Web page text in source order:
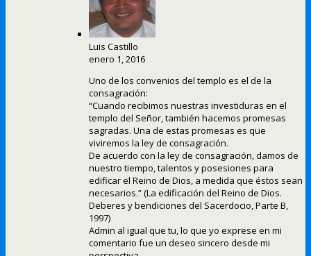
Luis Castillo
enero 1, 2016
Uno de los convenios del templo es el de la
consagración:
“Cuando recibimos nuestras investiduras en el
templo del Señor, también hacemos promesas
sagradas. Una de estas promesas es que
viviremos la ley de consagración.
De acuerdo con la ley de consagración, damos de
nuestro tiempo, talentos y posesiones para
edificar el Reino de Dios, a medida que éstos sean
necesarios.” (La edificación del Reino de Dios.
Deberes y bendiciones del Sacerdocio, Parte B,
1997)
Admin al igual que tu, lo que yo exprese en mi
comentario fue un deseo sincero desde mi